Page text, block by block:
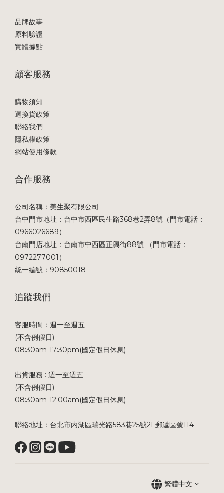
品牌故事
原料驗證
實體據點
顧客服務
購物須知
退換貨政策
聯絡我們
隱私權政策
網站使用條款
合作服務
公司名稱：美生聚有限公司
台中門市地址：台中市西區民生路368巷2弄8號（門市電話：
0966026689）
台南門店地址：台南市中西區正興街88號 （門市電話：
0972277001）
統一編號：90850018
追蹤我們
客服時間：週一至週五
(不含例假日)
08:30am-17:30pm(國定假日休息)
出貨服務 : 週一至週五
(不含例假日)
08:30am-12:00am(國定假日休息)
聯絡地址：台北市内湖區瑞光路583巷25號2F郵遞區號114
繁體中文